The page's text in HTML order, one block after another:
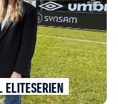
ELITESERIEN